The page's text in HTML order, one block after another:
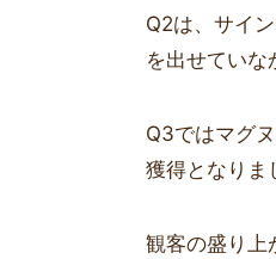
Q2は、サイ
を出せていな
Q3ではマグ
獲得となりま
観客の盛り上